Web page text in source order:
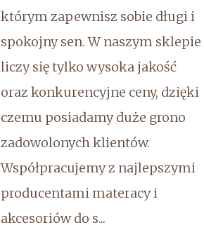
którym zapewnisz sobie długi i
spokojny sen. W naszym sklepie
liczy się tylko wysoka jakość
oraz konkurencyjne ceny, dzięki
czemu posiadamy duże grono
zadowolonych klientów.
Współpracujemy z najlepszymi
producentami materacy i
akcesoriów do s...